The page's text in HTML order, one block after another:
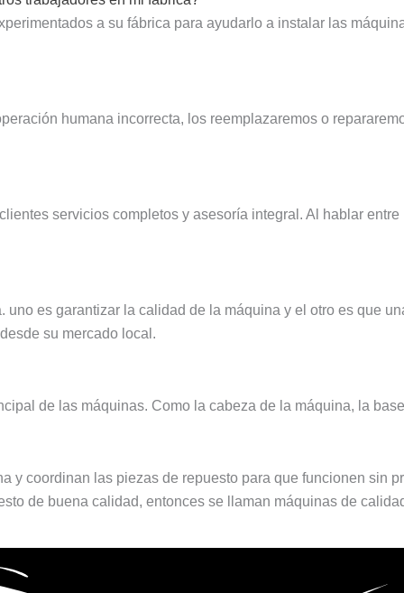
a su fábrica para ayudarlo a instalar las
humana incorrecta, los reemplazaremos o
servicios completos y asesoría integral. Al hablar
es garantizar la calidad de la máquina y el otro es que
su mercado local.
de las máquinas. Como la cabeza de la máquina, la
y coordinan las piezas de repuesto para que funcionen sin
de buena calidad, entonces se llaman máquinas de